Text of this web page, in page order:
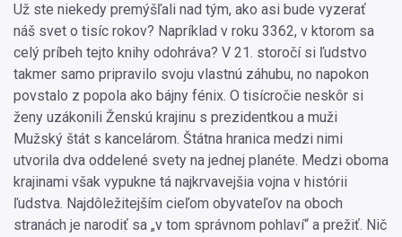
Už ste niekedy premýšľali nad tým, ako asi bude vyzerať
náš svet o tisíc rokov? Napríklad v roku 3362, v ktorom sa
celý príbeh tejto knihy odohráva? V 21. storočí si ľudstvo
takmer samo pripravilo svoju vlastnú záhubu, no napokon
povstalo z popola ako bájny fénix. O tisícročie neskôr si
ženy uzákonili Ženskú krajinu s prezidentkou a muži
Mužský štát s kancelárom. Štátna hranica medzi nimi
utvorila dva oddelené svety na jednej planéte. Medzi oboma
krajinami však vypukne tá najkrvavejšia vojna v histórii
ľudstva. Najdôležitejším cieľom obyvateľov na oboch
stranách je narodiť sa „v tom správnom pohlaví“ a prežiť. Nič